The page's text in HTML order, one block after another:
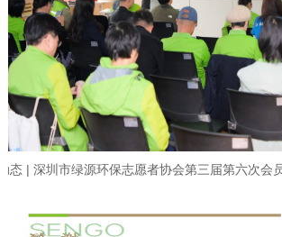
态 | 深圳市绿源环保志愿者协会第三届第六次会